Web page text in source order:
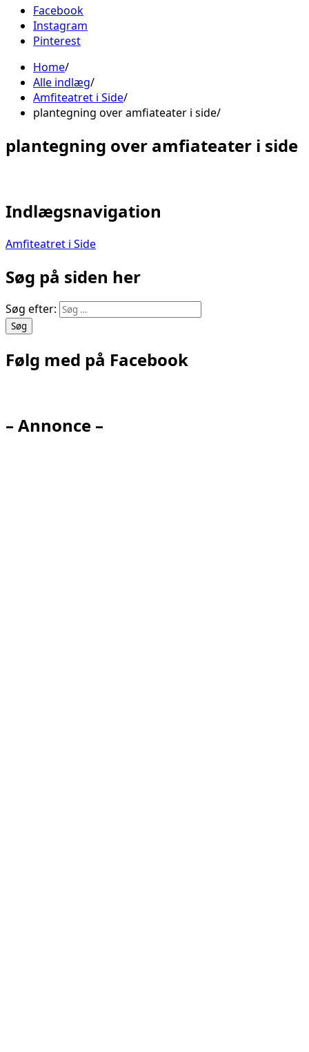
Facebook
Instagram
Pinterest
Home
Alle indlæg
Amfiteatret i Side
plantegning over amfiateater i side
plantegning over amfiateater i side
Indlægsnavigation
Amfiteatret i Side
Søg på siden her
Søg efter:
Følg med på Facebook
– Annonce –